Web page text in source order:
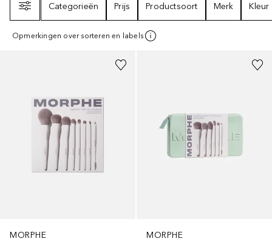
Categorieën
Prijs Productsoort Merk Kleur
Opmerkingen over sorteren en labels
MORPHE
MORPHE